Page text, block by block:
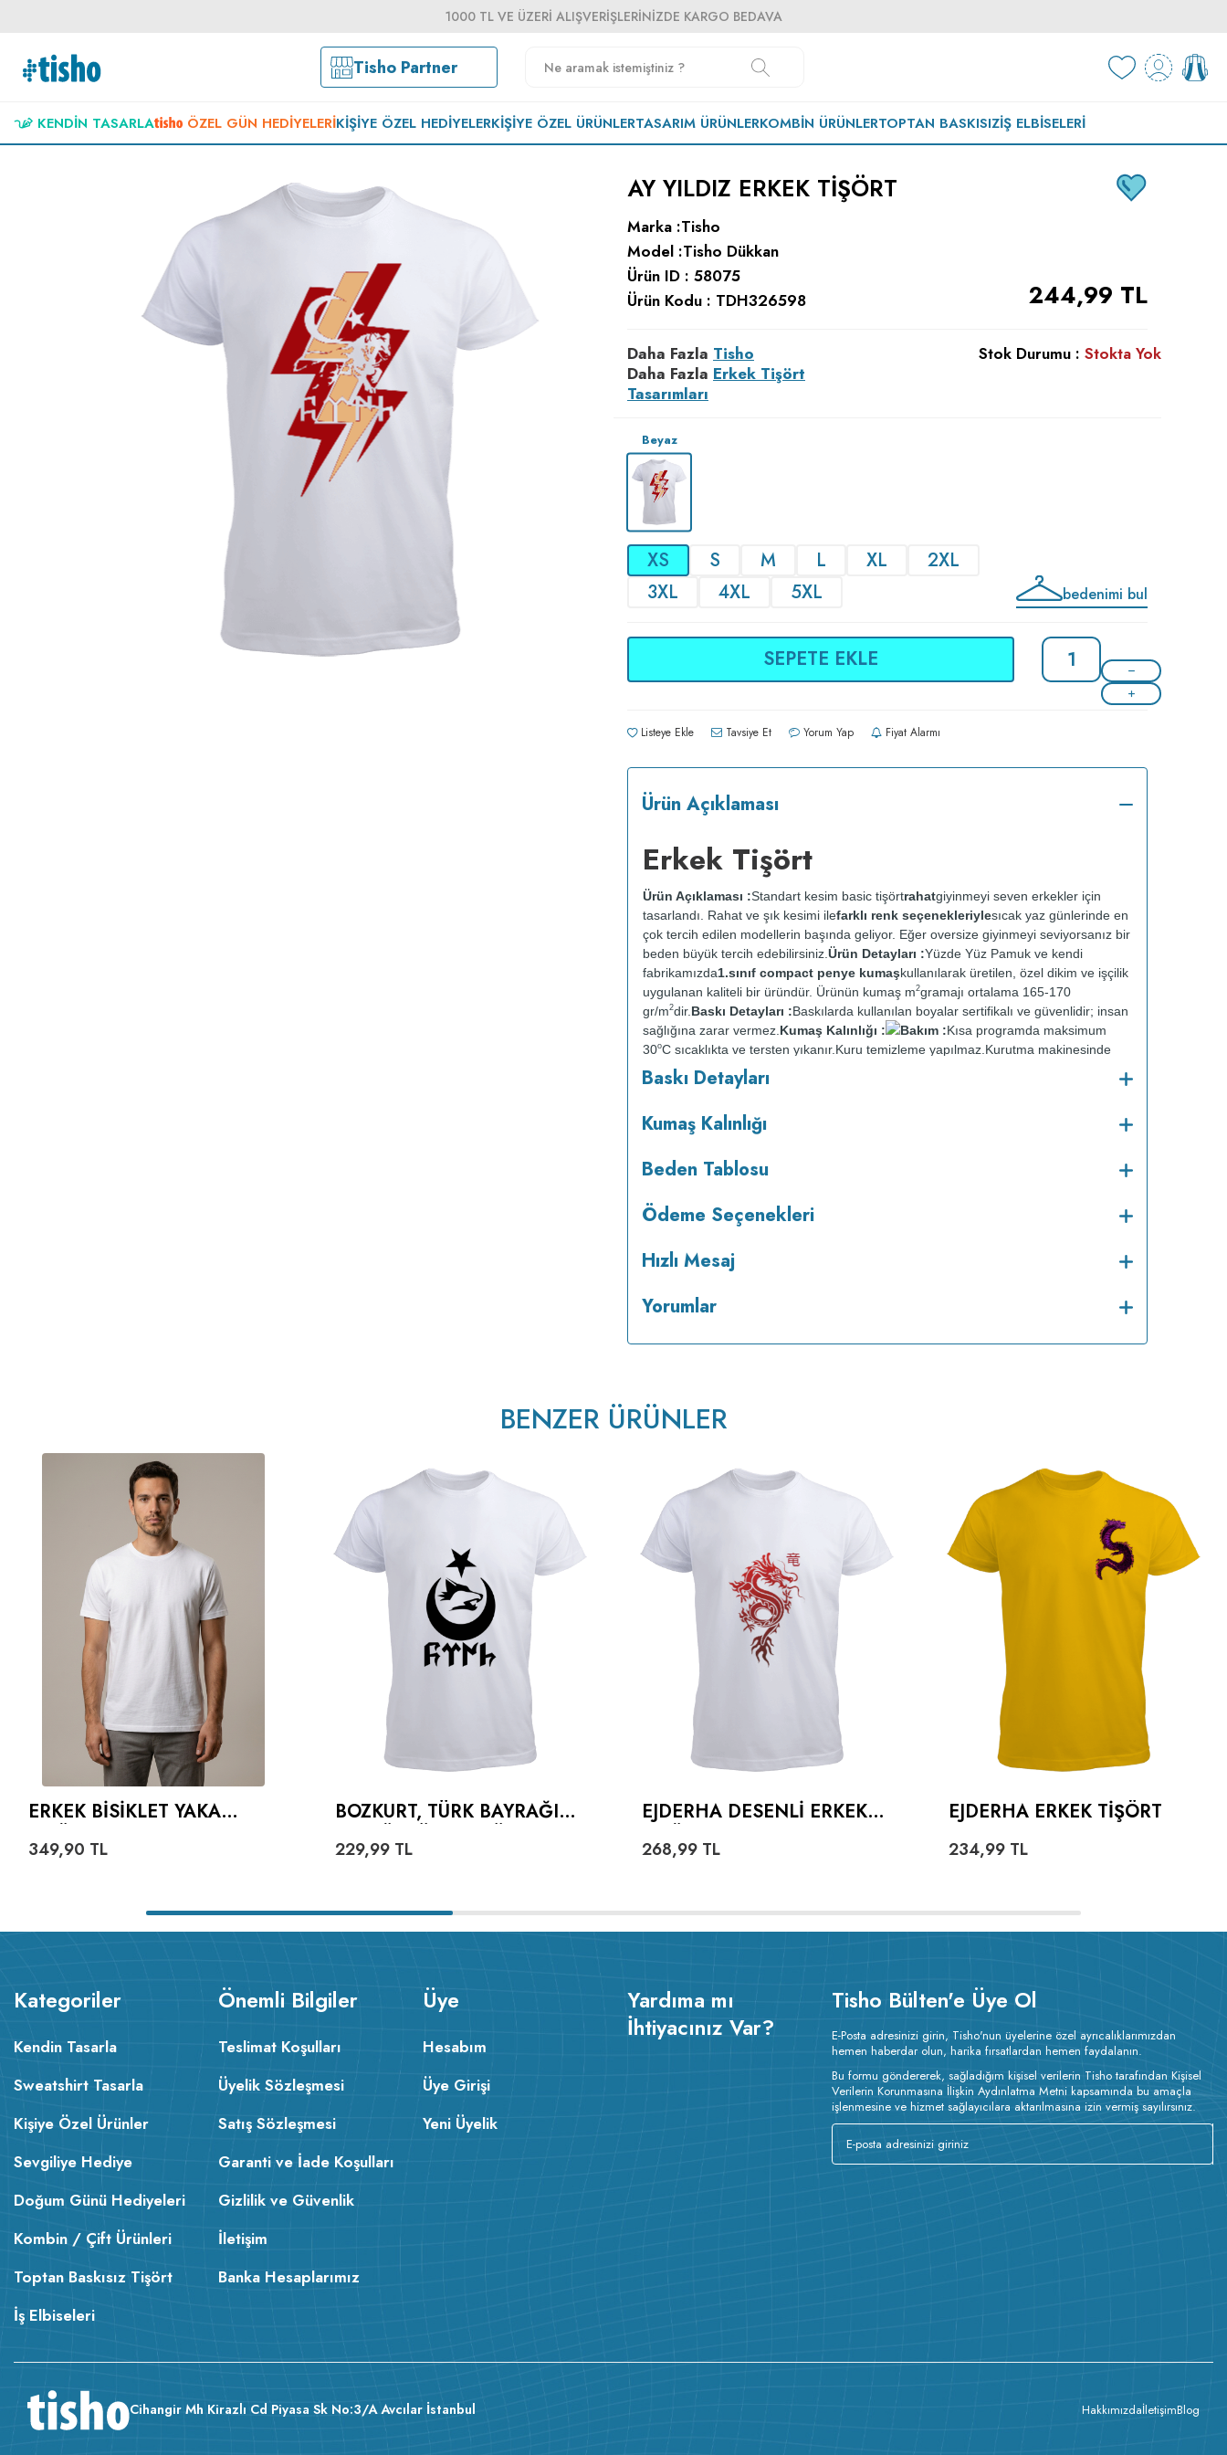
1000 TL VE ÜZERI ALIŞVERIŞLERINIZDE KARGO BEDAVA
Tisho Partner
KENDIN TASARLA ÖZEL GÜN HEDIYELERIKIŞIYE ÖZEL HEDIYELERKIŞIYE ÖZEL ÜRÜNLERTASARIM ÜRÜNLERKOMBIN ÜRÜNLERTOPTAN BASKISIZİŞ ELBISELERI
AY YILDIZ ERKEK TIŞÖRT
Marka :Tisho
Model :Tisho Dükkan
Ürün ID : 58075
Ürün Kodu : TDH326598 244,99 TL
Daha Fazla Tisho
Daha Fazla Erkek Tişört
Tasarımları
Stok Durumu : Stokta Yok
Beyaz
XS S M L XL
2XL
3XL
4XL 5XL bedenimi bul
SEPETE EKLE
Listeye Ekle Tavsiye Et Yorum Yap Fiyat Alarmı
Ürün Açıklaması
Erkek Tişört
Ürün Açıklaması :Standart kesim basic tişörtrahatgiyinmeyi seven erkekler için
tasarlandı. Rahat ve şık kesimi ilefarklı renk seçenekleriylesıcak yaz günlerinde en
çok tercih edilen modellerin başında geliyor. Eğer oversize giyinmeyi seviyorsanız bir
beden büyük tercih edebilirsiniz. Ürün Detayları :Yüzde Yüz Pamuk ve kendi
fabrikamızda1.sınıf compact penye kumaşkullanılarak üretilen, özel dikim ve işçilik
uygulanan kaliteli bir üründür. Ürünün kumaş m2gramajı ortalama 165-170
gr/m2dir. Baskı Detayları :Baskılarda kullanılan boyalar sertifikalı ve güvenlidir; insan
sağlığına zarar vermez. Kumaş Kalınlığı : Bakım :Kısa programda maksimum
30oC sıcaklıkta ve tersten yıkanır. Kuru temizleme yapılmaz. Kurutma makinesinde
kurutulmaz.
Orta ısıda ve tersten ütülenir.
Baskı Detayları
Kumaş Kalınlığı
Beden Tablosu
Ödeme Seçenekleri
Hızlı Mesaj
Yorumlar
BENZER ÜRÜNLER
ERKEK BISIKLET YAKA
349,90 TL
BOZKURT, TÜRK BAYRAĞI
YAZILI ERKEK TIŞÖRT
229,99 TL
EJDERHA DESENLI ERKEK
268,99 TL
EJDERHA ERKEK TIŞÖRT
234,99 TL
Kategoriler
Kendin Tasarla
Sweatshirt Tasarla
Kişiye Özel Ürünler
Sevgiliye Hediye
Doğum Günü Hediyeleri
Kombin / Çift Ürünleri
Toptan Baskısız Tişört
İş Elbiseleri
Önemli Bilgiler
Teslimat Koşulları
Üyelik Sözleşmesi
Satış Sözleşmesi
Garanti ve İade Koşulları
Gizlilik ve Güvenlik
İletişim
Banka Hesaplarımız
Üye
Hesabım
Üye Girişi
Yeni Üyelik
Yardıma mı
İhtiyacınız Var?
Tisho Bülten'e Üye Ol
E-Posta adresinizi girin, Tisho'nun üyelerine özel ayrıcalıklarımızdan
hemen haberdar olun, harika fırsatlardan hemen faydalanın.
Bu formu göndererek, sağladığım kişisel verilerin Tisho tarafından Kişisel
Verilerin Korunmasına İlişkin Aydınlatma Metni kapsamında bu amaçla
işlenmesine ve hizmet sağlayıcılara aktarılmasına izin vermiş sayılırsınız.
Cihangir Mh Kirazlı Cd Piyasa Sk No:3/A Avcılar İstanbul HakkımızdaİletişimBlog